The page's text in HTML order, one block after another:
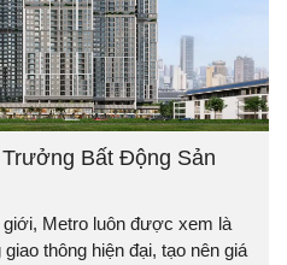
Bất Động Sản
Metro luôn được xem là
thông hiện đại, tạo nên giá